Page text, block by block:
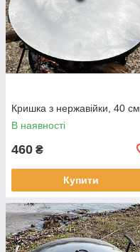
Кришка з нержавійки, 40 см
В наявності
460 ₴
Купити